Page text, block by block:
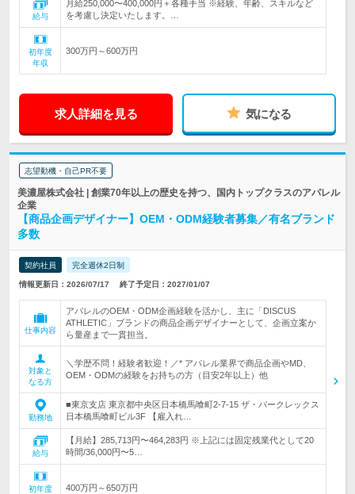
給与
月給250,000〜400,000円＋各種手当 ※経験、年齢、スキルなど
を考慮し決定いたします。…
初年度
年収
300万円～600万円
求人詳細を見る 気になる
志望動機・自己PR不要
美濃屋株式会社 | 創業70年以上の歴史を持つ、国内トップクラスのアパレル
企業
【商品企画デザイナー】OEM・ODM経験者募集／有名ブランド
多数
契約社員 完全週休2日制
情報更新日：2026/07/17 終了予定日：2027/01/07
仕事内容
アパレルのOEM・ODM企画経験を活かし、主に「DISCUS
ATHLETIC」ブランドの商品企画デザイナーとして、企画立案か
ら量産まで一貫担当。
対象と
なる方
＼学歴不問！経験者歓迎！／* アパレル業界で商品企画やMD、
OEM・ODMの経験をお持ちの方（目安2年以上）他
勤務地
■東京支店 東京都中央区日本橋馬喰町2-7-15 ザ・パークレックス
日本橋馬喰町ビル3F 【雇入れ…
給与
【月給】285,713円〜464,283円 ※上記には固定残業代として20
時間/36,000円〜5…
初年度
400万円～650万円